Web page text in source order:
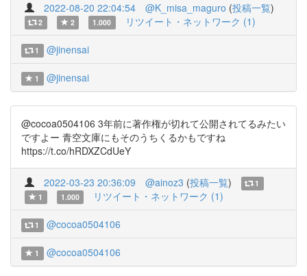
2022-08-20 22:04:54 @K_misa_maguro (投稿一覧)
2 2 1.000 リツイート・ネットワーク (1)
1 @jinensai
1 @jinensai
@cocoa0504106 3年前に著作権が切れて公開されてるみたい
ですよー 青空文庫にもそのうちくるかもですね
https://t.co/hRDXZCdUeY
2022-03-23 20:36:09 @ainoz3 (投稿一覧)
1
1
1.000 リツイート・ネットワーク (1)
1 @cocoa0504106
1 @cocoa0504106